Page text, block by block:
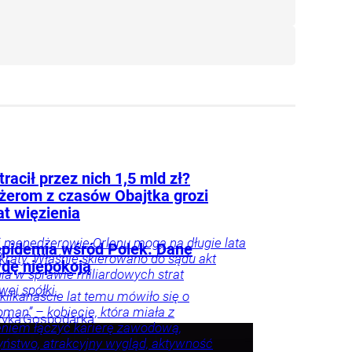
przez nich 1,5 mld zł?
z czasów Obajtka grozi
więzienia
menedżerowie Orlenu mogą na długie lata
Właśnie skierowano do sądu akt
w sprawie miliardowych strat
spółki.
Gospodarka
wśród Polek. Dane
niepokoją
lat temu mówiło się o
– kobiecie, która miała z
łączyć karierę zawodową,
atrakcyjny wygląd, aktywność